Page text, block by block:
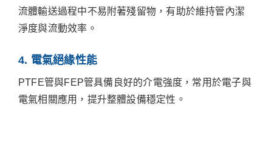
流體輸送過程中不易附著殘留物，有助於維持管內潔
淨度與流動效率。
4. 電氣絕緣性能
PTFE管與FEP管具備良好的介電強度，常用於電子與
電氣相關應用，提升整體設備穩定性。